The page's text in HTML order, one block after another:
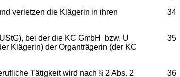
34
verletzen die Klägerin in ihren
35
bei der die KC GmbH bzw. U
Klägerin) der Organträgerin (der KC
36
Tätigkeit wird nach § 2 Abs. 2